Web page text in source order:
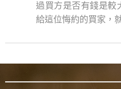
過買方是否有錢是較
給這位悔約的買家，